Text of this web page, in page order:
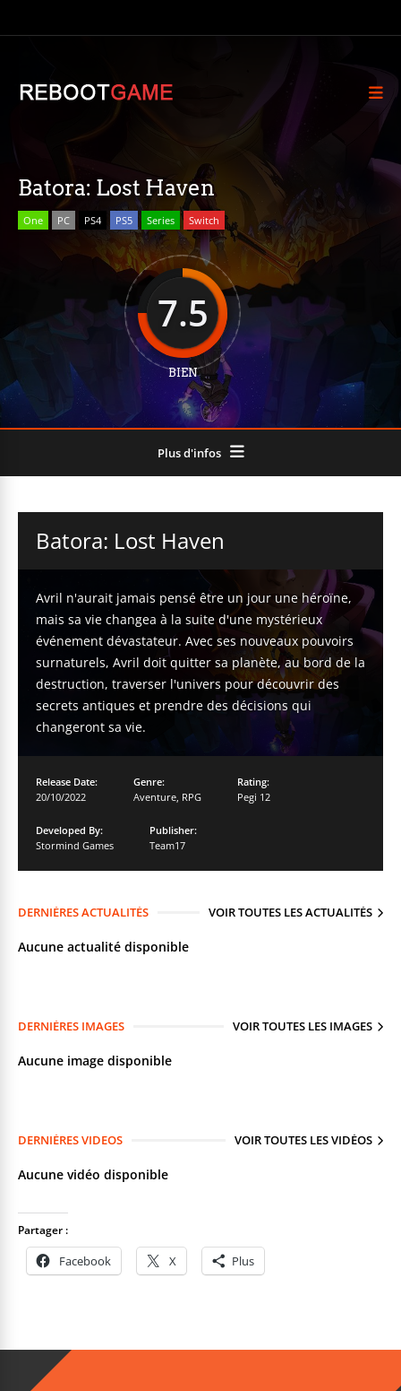
Batora: Lost Haven
One PC PS4 PS5 Series Switch
7.5
BIEN
Plus d'infos
Batora: Lost Haven
Avril n'aurait jamais pensé être un jour une héroïne,
mais sa vie changea à la suite d'une mystérieux
événement dévastateur. Avec ses nouveaux pouvoirs
surnaturels, Avril doit quitter sa planète, au bord de la
destruction, traverser l'univers pour découvrir des
secrets antiques et prendre des décisions qui
changeront sa vie.
Release Date:
20/10/2022
Genre:
Aventure, RPG
Rating:
Pegi 12
Developed By:
Stormind Games
Publisher:
Team17
DERNIÈRES ACTUALITÉS VOIR TOUTES LES ACTUALITÉS
Aucune actualité disponible
DERNIÈRES IMAGES VOIR TOUTES LES IMAGES
Aucune image disponible
DERNIÈRES VIDEOS VOIR TOUTES LES VIDÉOS
Aucune vidéo disponible
Partager :
Facebook X Plus